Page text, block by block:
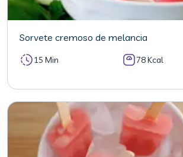
Sorvete cremoso de melancia
15 Min 78 Kcal